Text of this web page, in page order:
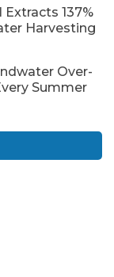
Extracts 137%
Harvesting
Over-
Summer